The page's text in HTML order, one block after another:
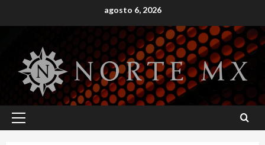
to
agosto 6, 2026
Primary